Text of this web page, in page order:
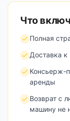
Что
Полная
Доставка к
Консьерж-
аренды
Возврат с
машину не